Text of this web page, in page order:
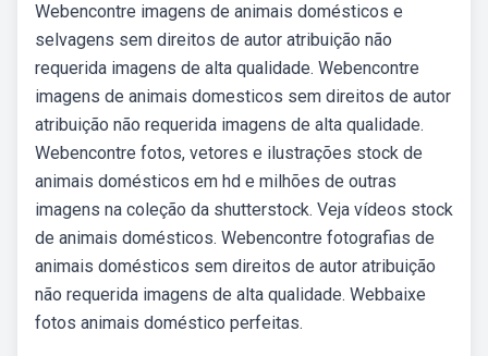
Webencontre imagens de animais domésticos e
selvagens sem direitos de autor atribuição não
requerida imagens de alta qualidade. Webencontre
imagens de animais domesticos sem direitos de autor
atribuição não requerida imagens de alta qualidade.
Webencontre fotos, vetores e ilustrações stock de
animais domésticos em hd e milhões de outras
imagens na coleção da shutterstock. Veja vídeos stock
de animais domésticos. Webencontre fotografias de
animais domésticos sem direitos de autor atribuição
não requerida imagens de alta qualidade. Webbaixe
fotos animais doméstico perfeitas.